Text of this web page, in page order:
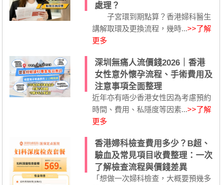
處理？
子宮環到期點算？香港婦科醫生
講解取環及更換流程，幾時...>>了解
更多
深圳無痛人流價錢2026｜香港
女性意外懷孕流程、手術費用及
注意事項全面整理
近年亦有唔少香港女性因為考慮預約
時間、費用、私隱度等因素...>>了解
更多
香港婦科檢查費用多少？B超、
驗血及常見項目收費整理：一次
了解檢查流程與價錢差異
「想做一次婦科檢查，大概要預幾多